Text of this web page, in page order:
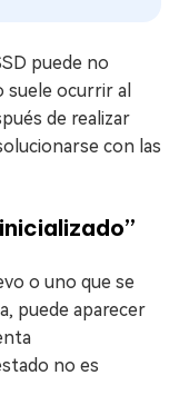
puede no
ocurrir al
de realizar
con las
o uno que se
puede aparecer
no es